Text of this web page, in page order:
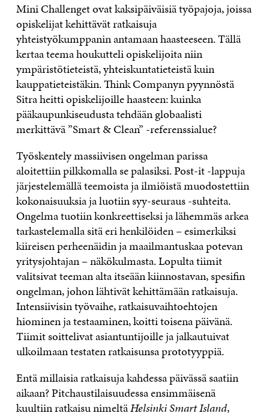
Mini Challenget ovat kaksipäiväisiä työpajoja, joissa
opiskelijat kehittävät ratkaisuja
yhteistyökumppanin antamaan haasteeseen. Tällä
kertaa teema houkutteli opiskelijoita niin
ympäristötieteistä, yhteiskuntatieteistä kuin
kauppatieteistäkin. Think Companyn pyynnöstä
Sitra heitti opiskelijoille haasteen: kuinka
pääkaupunkiseudusta tehdään globaalisti
merkittävä ”Smart & Clean” -referenssialue?
Työskentely massiivisen ongelman parissa
aloitettiin pilkkomalla se palasiksi. Post-it -lappuja
järjestelemällä teemoista ja ilmiöistä muodostettiin
kokonaisuuksia ja luotiin syy-seuraus -suhteita.
Ongelma tuotiin konkreettiseksi ja lähemmäs arkea
tarkastelemalla sitä eri henkilöiden – esimerkiksi
kiireisen perheenäidin ja maailmantuskaa potevan
yritysjohtajan – näkökulmasta. Lopulta tiimit
valitsivat teeman alta itseään kiinnostavan, spesifin
ongelman, johon lähtivät kehittämään ratkaisuja.
Intensiivisin työvaihe, ratkaisuvaihtoehtojen
hiominen ja testaaminen, koitti toisena päivänä.
Tiimit soittelivat asiantuntijoille ja jalkautuivat
ulkoilmaan testaten ratkaisunsa prototyyppiä.
Entä millaisia ratkaisuja kahdessa päivässä saatiin
aikaan? Pitchaustilaisuudessa ensimmäisenä
kuultiin ratkaisu nimeltäHelsinki Smart Island,